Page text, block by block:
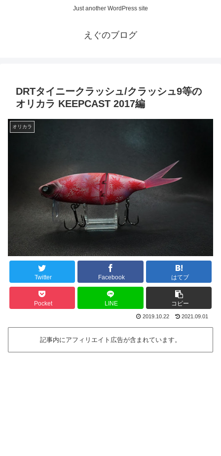
Just another WordPress site
えぐのブログ
DRTタイニークラッシュ/クラッシュ9等の
オリカラ KEEPCAST 2017編
オリカラ
Twitter Facebook はてブ
Pocket LINE コピー
2019.10.22 2021.09.01
記事内にアフィリエイト広告が含まれています。